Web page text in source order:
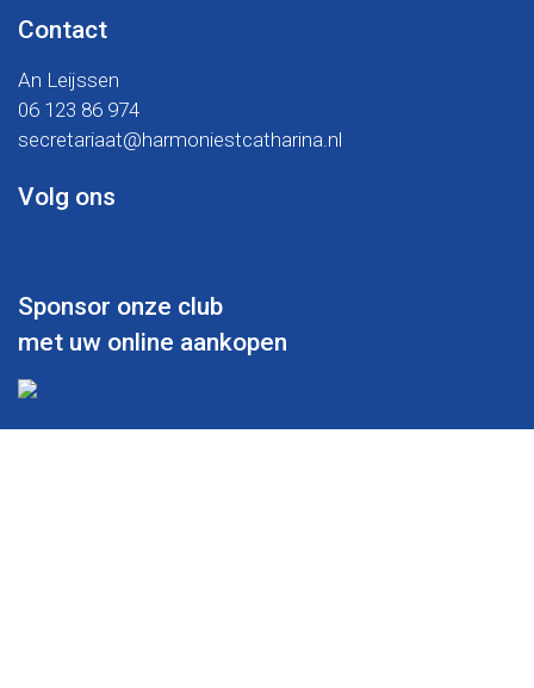
Contact
An Leijssen
06 123 86 974
secretariaat@harmoniestcatharina.nl
Volg ons
Sponsor onze club
met uw online aankopen